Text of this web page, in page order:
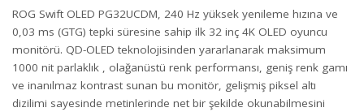
ROG Swift OLED PG32UCDM, 240 Hz yüksek yenileme hızına ve
0,03 ms (GTG) tepki süresine sahip ilk 32 inç 4K OLED oyuncu
monitörü. QD-OLED teknolojisinden yararlanarak maksimum
1000 nit parlaklık , olağanüstü renk performansı, geniş renk gamı
ve inanılmaz kontrast sunan bu monitör, gelişmiş piksel altı
dizilimi sayesinde metinlerinde net bir şekilde okunabilmesini